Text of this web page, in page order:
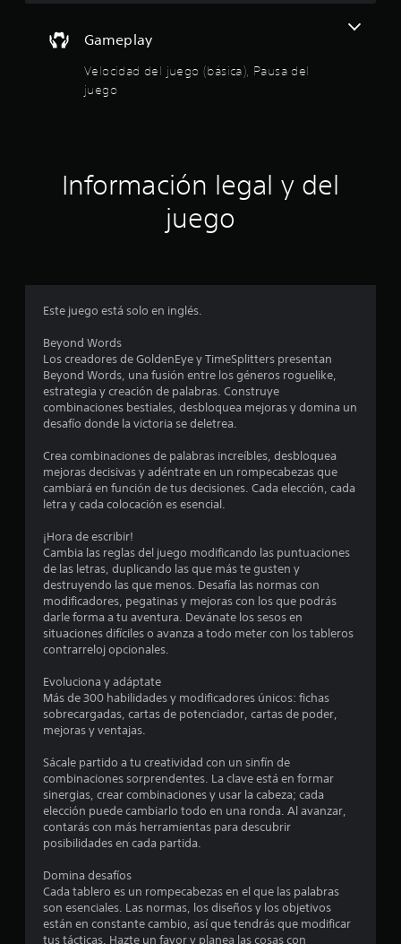
m
o
:
e
s
r
e
l
a
s
e
e
s
Gameplay
Velocidad del juego (básica), Pausa del
juego
u
g
u
p
a
j
e
g
o
e
n
c
a
l
q
u
e
r
m
o
m
e
n
t
d
u
r
a
t
e
e
l
g
a
e
p
l
a
y
Información legal y del
juego
Este juego está solo en inglés.
Beyond Words
Los creadores de GoldenEye y TimeSplitters presentan
Beyond Words, una fusión entre los géneros roguelike,
estrategia y creación de palabras. Construye
combinaciones bestiales, desbloquea mejoras y domina un
desafío donde la victoria se deletrea.
Crea combinaciones de palabras increíbles, desbloquea
mejoras decisivas y adéntrate en un rompecabezas que
cambiará en función de tus decisiones. Cada elección, cada
letra y cada colocación es esencial.
¡Hora de escribir!
Cambia las reglas del juego modificando las puntuaciones
de las letras, duplicando las que más te gusten y
destruyendo las que menos. Desafía las normas con
modificadores, pegatinas y mejoras con los que podrás
darle forma a tu aventura. Devánate los sesos en
situaciones difíciles o avanza a todo meter con los tableros
contrarreloj opcionales.
Evoluciona y adáptate
Más de 300 habilidades y modificadores únicos: fichas
sobrecargadas, cartas de potenciador, cartas de poder,
mejoras y ventajas.
Sácale partido a tu creatividad con un sinfín de
combinaciones sorprendentes. La clave está en formar
sinergias, crear combinaciones y usar la cabeza; cada
elección puede cambiarlo todo en una ronda. Al avanzar,
contarás con más herramientas para descubrir
posibilidades en cada partida.
Domina desafíos
Cada tablero es un rompecabezas en el que las palabras
son esenciales. Las normas, los diseños y los objetivos
están en constante cambio, así que tendrás que modificar
tus tácticas. Hazte un favor y planea las cosas con